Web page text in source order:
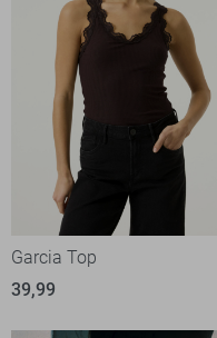
Garcia Top
39,99